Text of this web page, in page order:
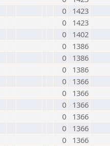
0
1423
0
1423
0
1402
0
1386
0
1386
0
1386
0
1366
0
1366
0
1366
0
1366
0
1366
0
1366